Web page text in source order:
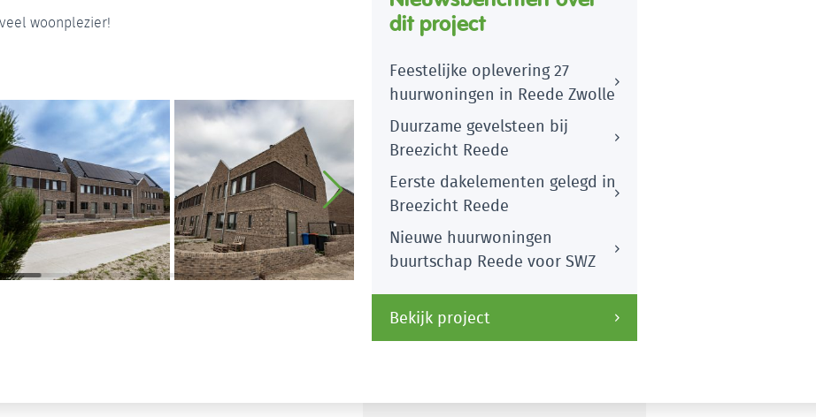
woonplezier!
dit project
Feestelijke oplevering 27
huurwoningen in Reede Zwolle
Duurzame gevelsteen bij
Breezicht Reede
Eerste dakelementen gelegd in
Breezicht Reede
Nieuwe huurwoningen
buurtschap Reede voor SWZ
Bekijk project